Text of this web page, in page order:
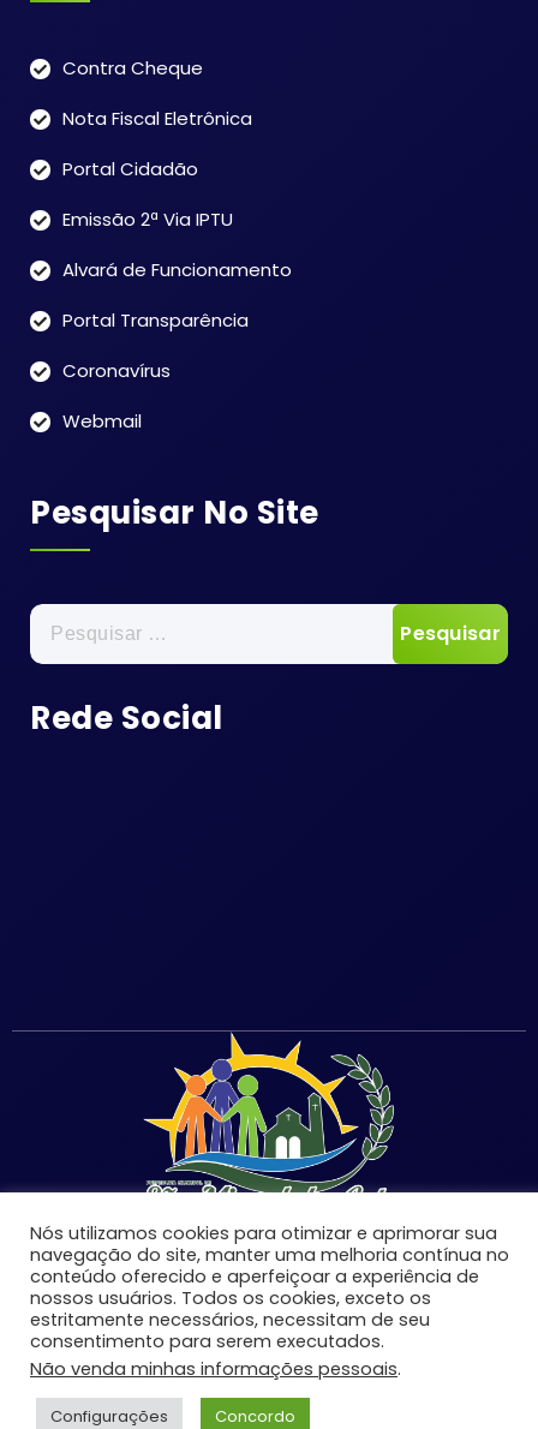
Contra Cheque
Nota Fiscal Eletrônica
Portal Cidadão
Emissão 2ª Via IPTU
Alvará de Funcionamento
Portal Transparência
Coronavírus
Webmail
Pesquisar No Site
Pesquisar
por:
Rede Social
©Copyright 2026 | Prefeitura Municipal de São Miguel
do Anta-MG | Todos os direitos reservados.
Desenvolvido por:
Nós utilizamos cookies para otimizar e aprimorar sua
navegação do site, manter uma melhoria contínua no
conteúdo oferecido e aperfeiçoar a experiência de
nossos usuários. Todos os cookies, exceto os
estritamente necessários, necessitam de seu
consentimento para serem executados.
Não venda minhas informações pessoais.
Configurações Concordo